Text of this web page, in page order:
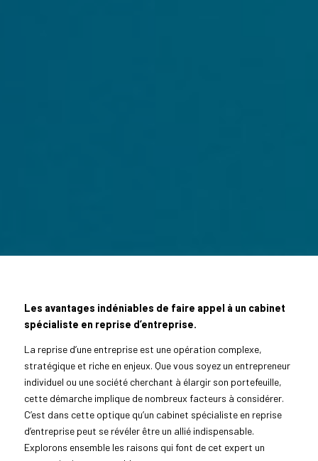
Les avantages indéniables de faire appel à un cabinet
spécialiste en reprise d’entreprise.
La reprise d’une entreprise est une opération complexe,
stratégique et riche en enjeux. Que vous soyez un entrepreneur
individuel ou une société cherchant à élargir son portefeuille,
cette démarche implique de nombreux facteurs à considérer.
C’est dans cette optique qu’un cabinet spécialiste en reprise
d’entreprise peut se révéler être un allié indispensable.
Explorons ensemble les raisons qui font de cet expert un